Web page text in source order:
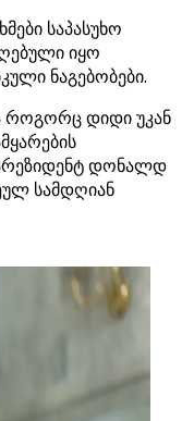
საპასუხო
იყო
ნაგებობები.
როგორც დიდი უკან
პრეზიდენტ დონალდ
სამდღიან